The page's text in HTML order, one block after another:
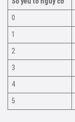
0
1
2
3
4
5